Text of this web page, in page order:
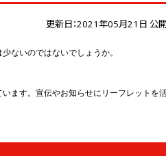
更新日：2021年05月21日 公
ないのではないでしょうか。
ます。宣伝やお知らせにリーフレットを